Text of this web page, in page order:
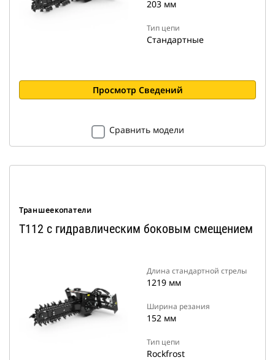
203 мм
Тип цепи
Стандартные
Просмотр Сведений
Сравнить модели
Траншеекопатели
T112 с гидравлическим боковым смещением
Длина стандартной стрелы
1219 мм
Ширина резания
152 мм
Тип цепи
Rockfrost